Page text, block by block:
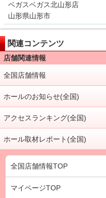
ベガスベガス北山形店
山形県山形市
関連コンテンツ
店舗関連情報
全国店舗情報
ホールのお知らせ(全国)
アクセスランキング(全国)
ホール取材レポート(全国)
全国店舗情報TOP
マイページTOP